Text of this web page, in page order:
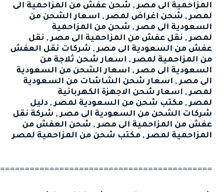
المزاحمية الى مصر, شحن عفش من المزاحمية الى
لمصر, شحن اغراض لمصر, اسعار الشحن من
السعودية الى مصر, شحن من المزاحمية
لمصر, نقل عفش من المزاحمية الى مصر, نقل
عفش من السعودية الى مصر, شركات نقل العفش
من المزاحمية لمصر, اسعار شحن ثلاجة من
السعودية الى مصر, اسعار الشحن من السعودية
الى مصر, اسعار شحن الشاشات من السعودية
لمصر, اسعار شحن الاجهزة الكهربائية
لمصر, مكتب شحن من السعودية لمصر, دليل
شركات الشحن من السعودية الى مصر, شركة نقل
عفش من المزاحمية الى مصر, شحن العفش من
المزاحمية لمصر, مكتب شحن من المزاحمية لمصر